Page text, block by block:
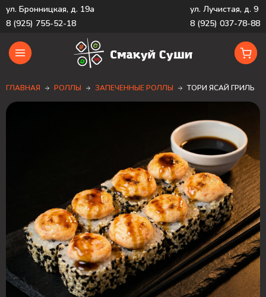
ул. Бронницкая, д. 19а
8 (925) 755-52-18
ул. Лучистая, д. 9
8 (925) 037-78-88
ГЛАВНАЯ РОЛЛЫ ЗАПЕЧЕННЫЕ РОЛЛЫ ТОРИ ЯСАЙ ГРИЛЬ